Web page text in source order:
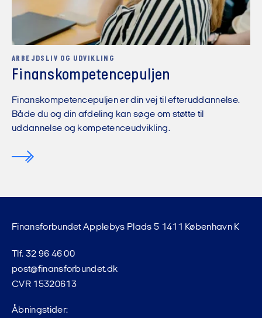
ARBEJDSLIV OG UDVIKLING
Finanskompetencepuljen
Finanskompetencepuljen er din vej til efteruddannelse.
Både du og din afdeling kan søge om støtte til
uddannelse og kompetenceudvikling.
Finansforbundet Applebys Plads 5 1411 København K
Tlf. 32 96 46 00
post@finansforbundet.dk
CVR 15320613
Åbningstider: